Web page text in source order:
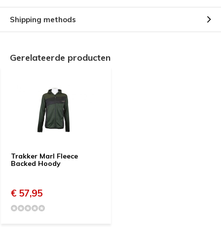
Shipping methods
Gerelateerde producten
Trakker Marl Fleece
Backed Hoody
€ 57,95